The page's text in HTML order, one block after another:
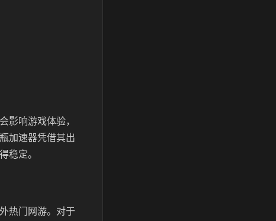
影响游戏体验，
加速器凭借其出
稳定。
热门网游。对于